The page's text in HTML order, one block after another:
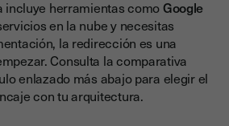
incluye herramientas comoGoogle
en la nube y necesitas
la redirección es una
Consulta la comparativa
enlazado más abajo para elegir el
con tu arquitectura.